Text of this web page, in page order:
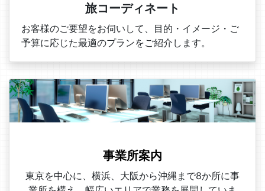
旅コーディネート
お客様のご要望をお伺いして、目的・イメージ・ご
予算に応じた最適のプランをご紹介します。
事業所案内
東京を中心に、横浜、大阪から沖縄まで8か所に事